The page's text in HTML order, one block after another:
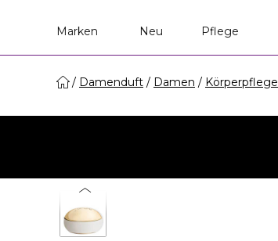
Marken Neu Pflege
Damenduft Damen Körperpflege